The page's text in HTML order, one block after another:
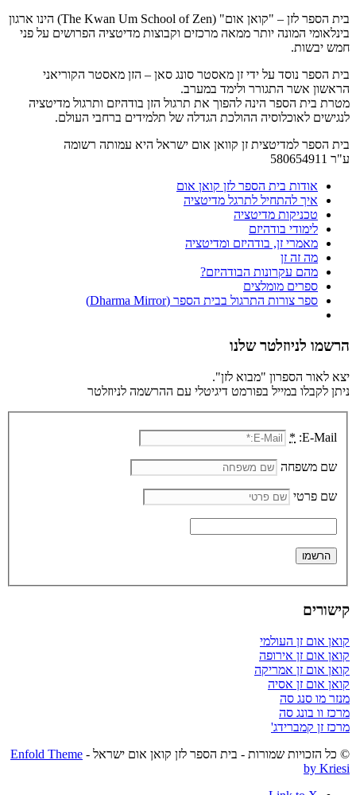
בית הספר לזן – "קואן אום" (The Kwan Um School of Zen) הינו ארגון
בינלאומי המונה יותר ממאה מרכזים וקבוצות מדיטציה הפרושים על פני
חמש יבשות.
בית הספר נוסד על ידי זן מאסטר סונג סאן – הזן מאסטר הקוריאני
הראשון אשר התגורר ולימד במערב.
מטרת בית הספר הינה להפוך את תרגול הזן בודהיזם ותרגול מדיטציה
לנגישים לאוכלוסיה ההולכת הגדלה של תלמידים ברחבי העולם.
בית הספר למדיטצית זן קוואן אום ישראל היא עמותה רשומה
ע"ר 580654911
אודות בית הספר לזן קואן אום
איך להתחיל לתרגל מדיטציה
טכניקות מדיטציה
לימודי בודהיזם
מאמרי זן, בודהיזם ומדיטציה
מה זה זן
מהם עקרונות הבודהיזם?
ספרים מומלצים
ספר צורות התרגול בבית הספר (Dharma Mirror)
הרשמו לניוזלטר שלנו
יצא לאור הספרון "מבוא לזן".
ניתן לקבלו במייל בפורמט דיגיטלי עם ההרשמה לניוזלטר
E-Mail:
*
שם משפחה
שם פרטי
קישורים
קואן אום זן העולמי
קואן אום זן אירופה
קואן אום זן אמריקה
קואן אום זן אסיה
מנזר מו סנג סה
מרכז וו בונג סה
מרכז זן קמברידג'
© כל הזכויות שמורות - בית הספר לזן קואן אום ישראל - Enfold Theme
by Kriesi